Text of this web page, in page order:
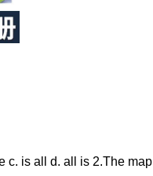
c. is all d. all is 2.The map